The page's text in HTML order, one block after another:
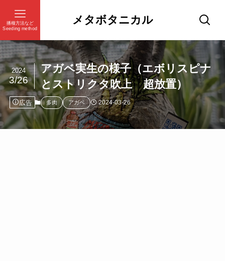
メタボタニカル
播種方法など
Seeding method
アガベ実生の様子（エボリスピナ
とストリクタ吹上 超放置）
2024
3/26
広告 多肉 アガベ 2024-03-26